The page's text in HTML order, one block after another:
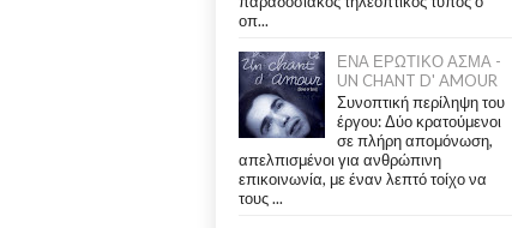
οπ...
ΕΝΑ ΕΡΩΤΙΚΟ ΑΣΜΑ -
UN CHANT D' AMOUR
Συνοπτική περίληψη του
έργου: Δύο κρατούμενοι
σε πλήρη απομόνωση,
απελπισμένοι για ανθρώπινη
επικοινωνία, με έναν λεπτό τοίχο να
τους ...